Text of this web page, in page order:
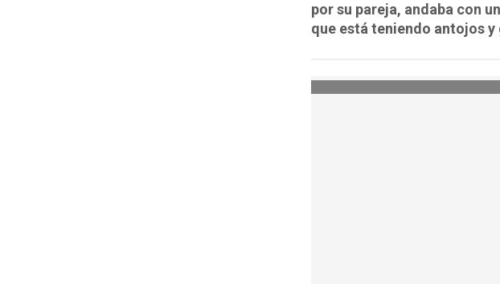
por su pareja, andaba con
que está teniendo antojos y